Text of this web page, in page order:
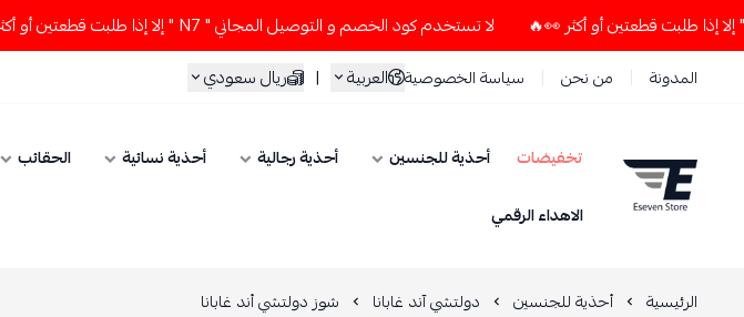
لا تستخدم كود الخصم و التوصيل المجاني " N7 " إلا إذا طلبت قطعتين أو أكثر 👀🔥
المدونة من نحن سياسة الخصوصية العربية | ريال سعودي
ESEVEN STORE
تخفيضات أحذية للجنسين أحذية رجالية أحذية نسائية الحقائب
الاهداء الرقمي
الرئيسية أحذية للجنسين دولتشي آند غابانا شوز دولتشي أند غابانا